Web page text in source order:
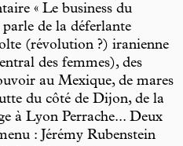
« Le business du
de la déferlante
(révolution ?) iranienne
des femmes), des
au Mexique, de mares
du côté de Dijon, de la
à Lyon Perrache... Deux
: Jérémy Rubenstein